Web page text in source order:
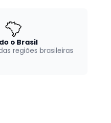
o Brasil
regiões brasileiras